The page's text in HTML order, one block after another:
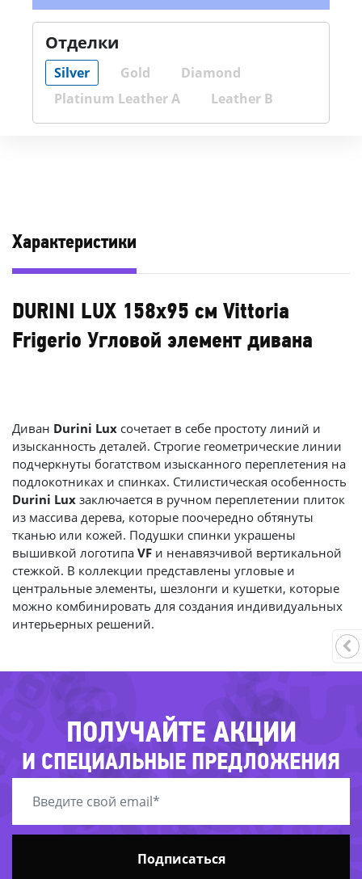
Отделки
Silver Gold
Diamond
Platinum Leather A
Leather B
Характеристики
DURINI LUX 158х95 см Vittoria
Frigerio Угловой элемент дивана
Диван Durini Lux сочетает в себе простоту линий и
изысканность деталей. Строгие геометрические линии
подчеркнуты богатством изысканного переплетения на
подлокотниках и спинках. Стилистическая особенность
Durini Lux заключается в ручном переплетении плиток
из массива дерева, которые поочередно обтянуты
тканью или кожей. Подушки спинки украшены
вышивкой логотипа VF и ненавязчивой вертикальной
стежкой. В коллекции представлены угловые и
центральные элементы, шезлонги и кушетки, которые
можно комбинировать для создания индивидуальных
интерьерных решений.
ПОЛУЧАЙТЕ АКЦИИ
И СПЕЦИАЛЬНЫЕ ПРЕДЛОЖЕНИЯ
Подписаться
-24%
-
-62%
-40%
-74%
-61%
-20%
-68%
-62%
-37%